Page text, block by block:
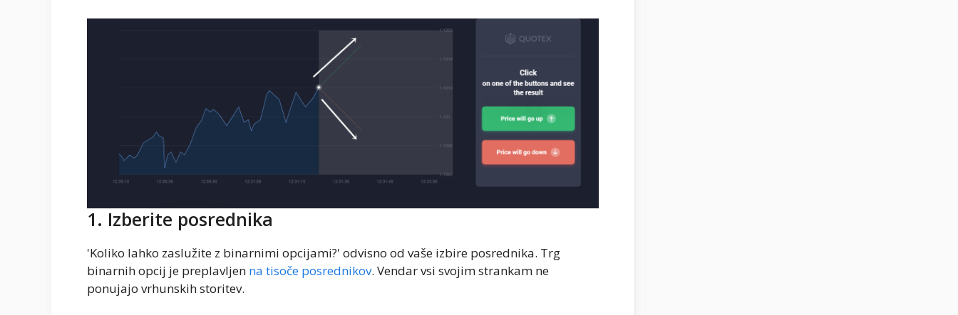
1. Izberite posrednika
'Koliko lahko zaslužite z binarnimi opcijami?' odvisno od vaše izbire posrednika. Trg
binarnih opcij je preplavljen na tisoče posrednikov. Vendar vsi svojim strankam ne
ponujajo vrhunskih storitev.